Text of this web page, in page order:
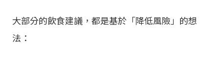
大部分的飲食建議，都是基於「降低風險」的想
法：